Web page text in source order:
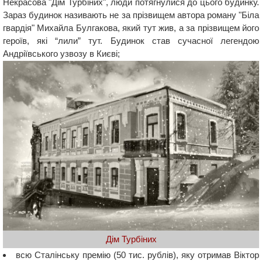
Некрасова "Дім Турбіних", люди потягнулися до цього будинку.
Зараз будинок називають не за прізвищем автора роману "Біла
гвардія" Михайла Булгакова, який тут жив, а за прізвищем його
героїв, які “лили” тут. Будинок став сучасної легендою
Андріївського узвозу в Києві;
Дім Турбіних
всю Сталінську премію (50 тис. рублів), яку отримав Віктор